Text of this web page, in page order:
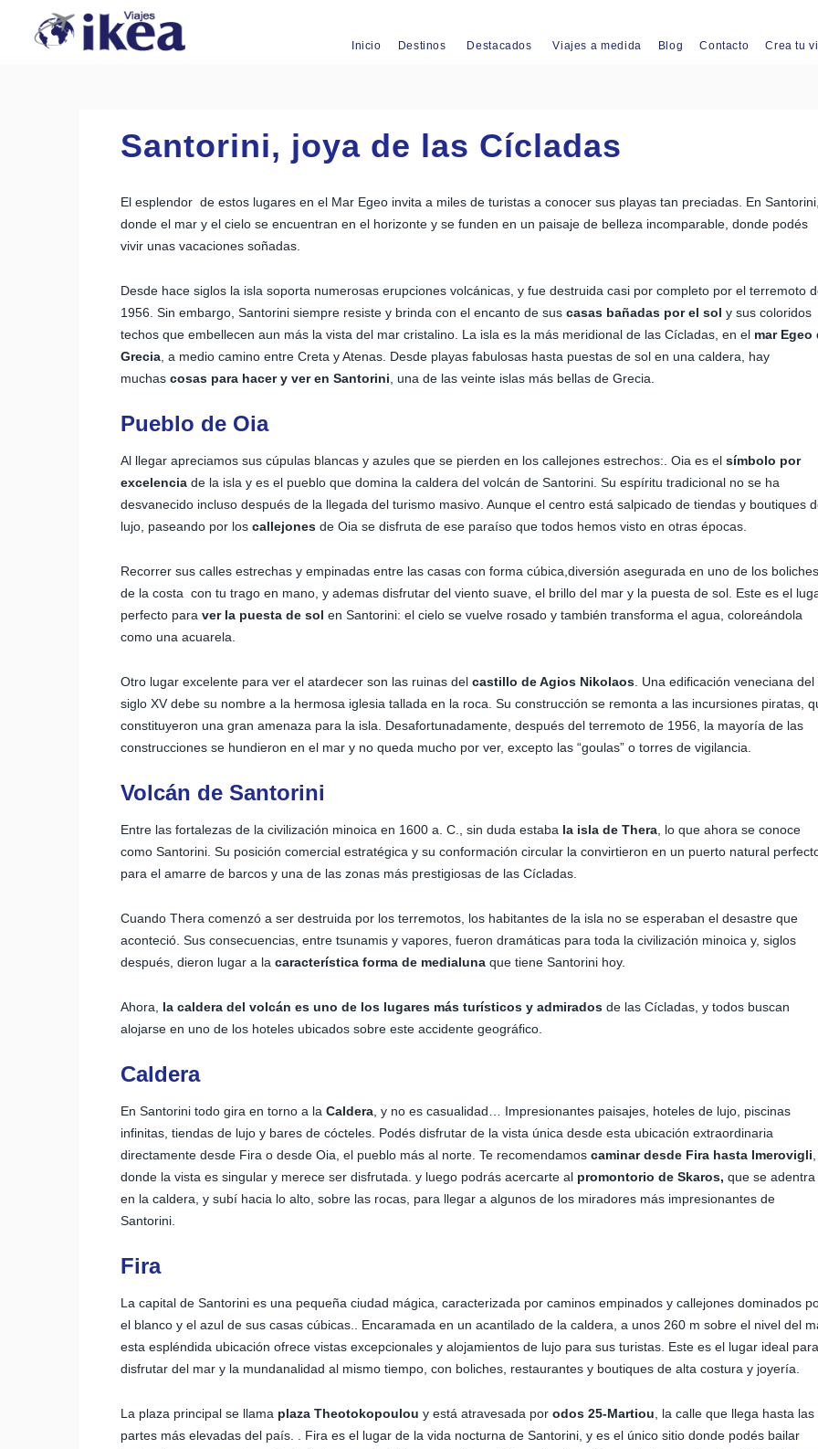
Inicio Destinos Destacados Viajes a medida Blog Contacto Crea tu
Santorini, joya de las Cícladas
El esplendor de estos lugares en el Mar Egeo invita a miles de turistas a conocer sus playas tan preciadas. En Santorini,
donde el mar y el cielo se encuentran en el horizonte y se funden en un paisaje de belleza incomparable, donde podés
vivir unas vacaciones soñadas.
Desde hace siglos la isla soporta numerosas erupciones volcánicas, y fue destruida casi por completo por el terremoto
1956. Sin embargo, Santorini siempre resiste y brinda con el encanto de sus casas bañadas por el sol y sus coloridos
techos que embellecen aun más la vista del mar cristalino. La isla es la más meridional de las Cícladas, en el mar Egeo
Grecia , a medio camino entre Creta y Atenas. Desde playas fabulosas hasta puestas de sol en una caldera, hay
muchas cosas para hacer y ver en Santorini , una de las veinte islas más bellas de Grecia.
Pueblo de Oia
Al llegar apreciamos sus cúpulas blancas y azules que se pierden en los callejones estrechos:. Oia es el símbolo por
excelencia de la isla y es el pueblo que domina la caldera del volcán de Santorini. Su espíritu tradicional no se ha
desvanecido incluso después de la llegada del turismo masivo. Aunque el centro está salpicado de tiendas y boutiques
lujo, paseando por los callejones de Oia se disfruta de ese paraíso que todos hemos visto en otras épocas.
Recorrer sus calles estrechas y empinadas entre las casas con forma cúbica,diversión asegurada en uno de los boliches
de la costa con tu trago en mano, y ademas disfrutar del viento suave, el brillo del mar y la puesta de sol. Este es el
perfecto para ver la puesta de sol en Santorini: el cielo se vuelve rosado y también transforma el agua, coloreándola
como una acuarela.
Otro lugar excelente para ver el atardecer son las ruinas del castillo de Agios Nikolaos . Una edificación veneciana del
siglo XV debe su nombre a la hermosa iglesia tallada en la roca. Su construcción se remonta a las incursiones piratas,
constituyeron una gran amenaza para la isla. Desafortunadamente, después del terremoto de 1956, la mayoría de las
construcciones se hundieron en el mar y no queda mucho por ver, excepto las “goulas” o torres de vigilancia.
Volcán de Santorini
Entre las fortalezas de la civilización minoica en 1600 a. C., sin duda estaba la isla de Thera , lo que ahora se conoce
como Santorini. Su posición comercial estratégica y su conformación circular la convirtieron en un puerto natural
para el amarre de barcos y una de las zonas más prestigiosas de las Cícladas.
Cuando Thera comenzó a ser destruida por los terremotos, los habitantes de la isla no se esperaban el desastre que
aconteció. Sus consecuencias, entre tsunamis y vapores, fueron dramáticas para toda la civilización minoica y, siglos
después, dieron lugar a la característica forma de medialuna que tiene Santorini hoy.
Ahora, la caldera del volcán es uno de los lugares más turísticos y admirados de las Cícladas, y todos buscan
alojarse en uno de los hoteles ubicados sobre este accidente geográfico.
Caldera
En Santorini todo gira en torno a la Caldera , y no es casualidad… Impresionantes paisajes, hoteles de lujo, piscinas
infinitas, tiendas de lujo y bares de cócteles. Podés disfrutar de la vista única desde esta ubicación extraordinaria
directamente desde Fira o desde Oia, el pueblo más al norte. Te recomendamos caminar desde Fira hasta Imerovigli
donde la vista es singular y merece ser disfrutada. y luego podrás acercarte al promontorio de Skaros, que se adentra
en la caldera, y subí hacia lo alto, sobre las rocas, para llegar a algunos de los miradores más impresionantes de
Santorini.
Fira
La capital de Santorini es una pequeña ciudad mágica, caracterizada por caminos empinados y callejones dominados
el blanco y el azul de sus casas cúbicas.. Encaramada en un acantilado de la caldera, a unos 260 m sobre el nivel del
esta espléndida ubicación ofrece vistas excepcionales y alojamientos de lujo para sus turistas. Este es el lugar ideal para
disfrutar del mar y la mundanalidad al mismo tiempo, con boliches, restaurantes y boutiques de alta costura y joyería.
La plaza principal se llama plaza Theotokopoulou y está atravesada por odos 25-Martiou , la calle que llega hasta las
partes más elevadas del país. . Fira es el lugar de la vida nocturna de Santorini, y es el único sitio donde podés bailar